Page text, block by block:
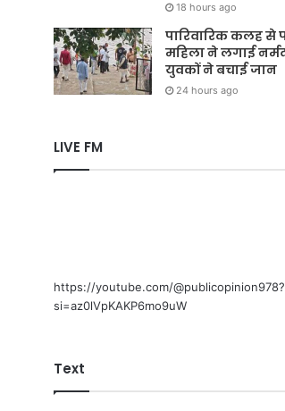
18 hours ago
पारिवारिक कलह से
महिला ने लगाई
युवकों ने बचाई जान
24 hours ago
LIVE FM
https://youtube.com/@publicopinion978?
si=az0lVpKAKP6mo9uW
Text